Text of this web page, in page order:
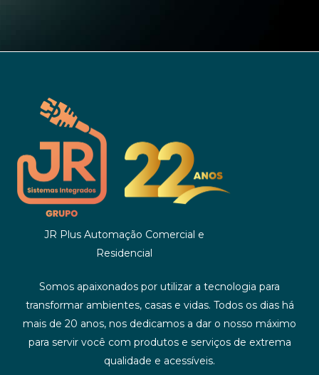
JR Plus Automação Comercial e
Residencial
Somos apaixonados por utilizar a tecnologia para
transformar ambientes, casas e vidas. Todos os dias há
mais de 20 anos, nos dedicamos a dar o nosso máximo
para servir você com produtos e serviços de extrema
qualidade e acessíveis.